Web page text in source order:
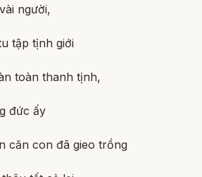
người,
tập tịnh giới
toàn thanh tịnh,
đức ấy
căn con đã gieo trồng